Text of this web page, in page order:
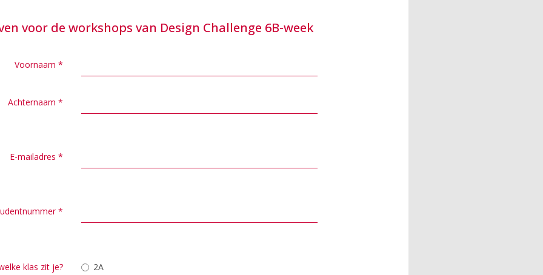
voor de workshops van Design Challenge 6B-week
Voornaam *
Achternaam *
E-mailadres *
*
klas zit je?
2A